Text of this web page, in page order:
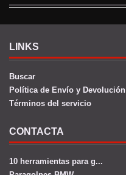
LINKS
Buscar
Política de Envío y Devolución
Términos del servicio
CONTACTA
10 herramientas para g...